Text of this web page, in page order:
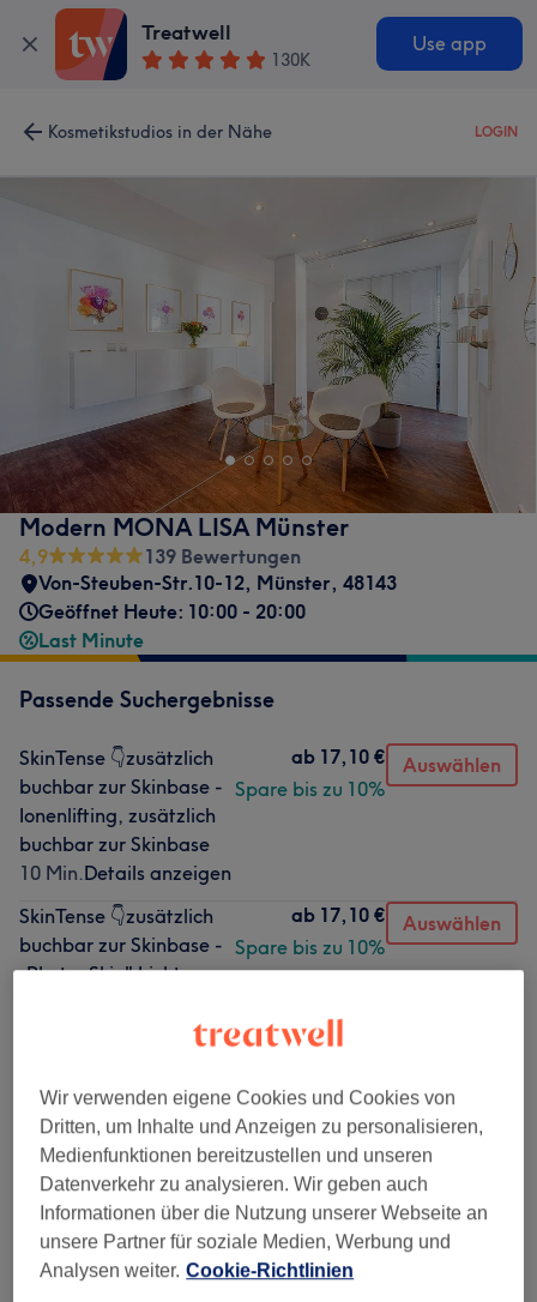
Treatwell
130K
Use app
Kosmetikstudios in der Nähe LOGIN
Modern MONA LISA Münster
4,9
139 Bewertungen
Von-Steuben-Str.10-12, Münster, 48143
Geöffnet Heute: 10:00 - 20:00
Last Minute
Passende Suchergebnisse
SkinTense 👇zusätzlich
buchbar zur Skinbase -
Ionenlifting, zusätzlich
buchbar zur Skinbase
10 Min.Details anzeigen
ab 17,10 €
Spare bis zu 10%
Auswählen
SkinTense 👇zusätzlich
buchbar zur Skinbase -
„PhotonSkin" Licht-
buchbar zur Skinbase
ab 17,10 €
Spare bis zu 10%
Auswählen
SkinTense 👇zusätzlich
buchbar zur Skinbase -
Ultraschall, zusätzlich
buchbar zur Skinbase
10 Min.Details anzeigen
ab17,10 €
Spare bis zu 10%
Auswählen
SkinBase
ab 89,10 €
Wir verwenden eigene Cookies und Cookies von
Dritten, um Inhalte und Anzeigen zu personalisieren,
Medienfunktionen bereitzustellen und unseren
Datenverkehr zu analysieren. Wir geben auch
Informationen über die Nutzung unserer Webseite an
unsere Partner für soziale Medien, Werbung und
Analysen weiter. Cookie-Richtlinien